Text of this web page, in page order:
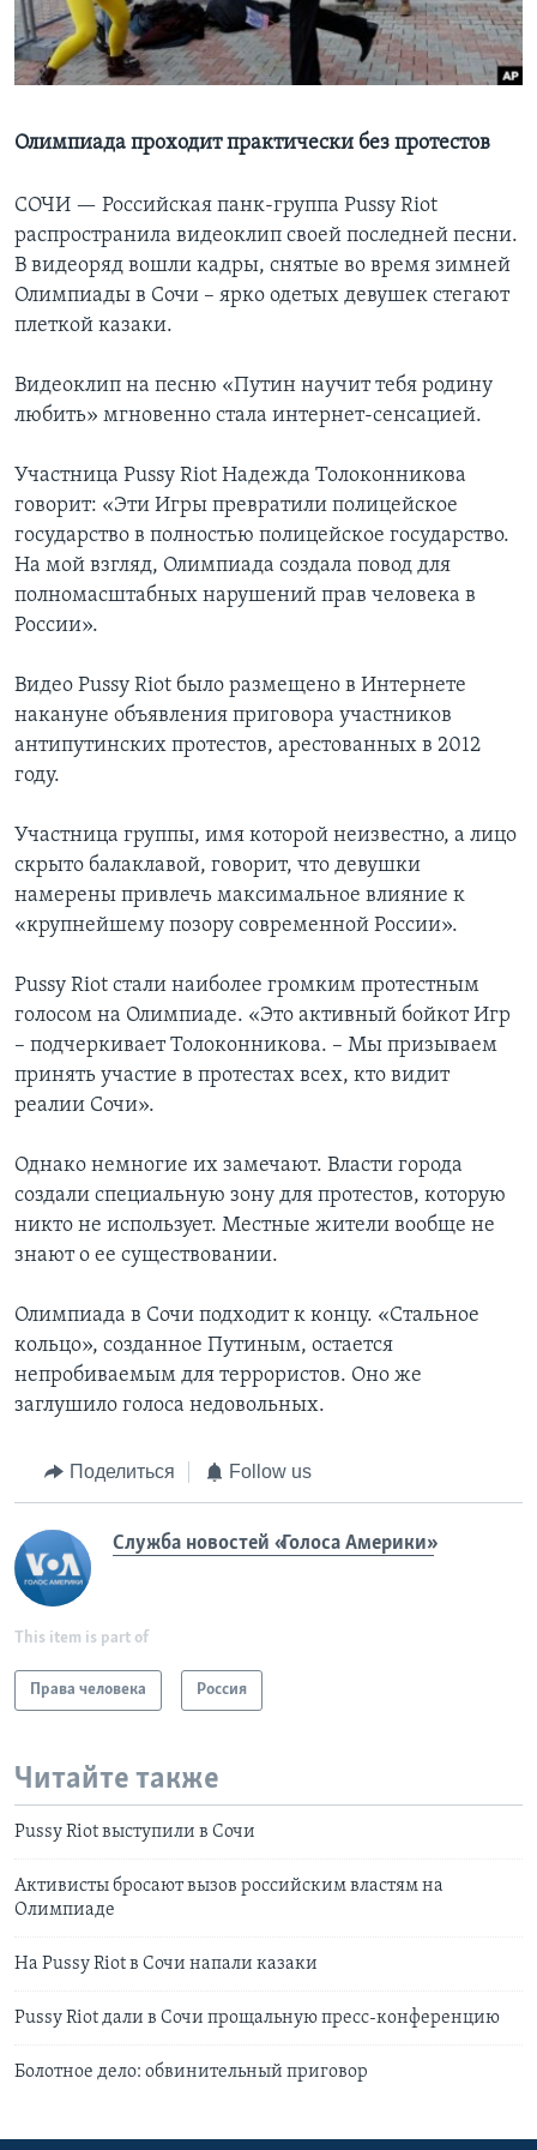
Learning English
Олимпиада проходит практически без протестов
СОЧИ — Российская панк-группа Pussy Riot
распространила видеоклип своей последней песни.
В видеоряд вошли кадры, снятые во время зимней
Олимпиады в Сочи – ярко одетых девушек стегают
плеткой казаки.
Видеоклип на песню «Путин научит тебя родину
любить» мгновенно стала интернет-сенсацией.
Участница Pussy Riot Надежда Толоконникова
говорит: «Эти Игры превратили полицейское
государство в полностью полицейское государство.
На мой взгляд, Олимпиада создала повод для
полномасштабных нарушений прав человека в
России».
Видео Pussy Riot было размещено в Интернете
накануне объявления приговора участников
антипутинских протестов, арестованных в 2012
году.
Участница группы, имя которой неизвестно, а лицо
скрыто балаклавой, говорит, что девушки
намерены привлечь максимальное влияние к
«крупнейшему позору современной России».
Pussy Riot стали наиболее громким протестным
голосом на Олимпиаде. «Это активный бойкот Игр
– подчеркивает Толоконникова. – Мы призываем
принять участие в протестах всех, кто видит
реалии Сочи».
Однако немногие их замечают. Власти города
создали специальную зону для протестов, которую
никто не использует. Местные жители вообще не
знают о ее существовании.
Олимпиада в Сочи подходит к концу. «Стальное
кольцо», созданное Путиным, остается
непробиваемым для террористов. Оно же
заглушило голоса недовольных.
Поделиться Follow us
Служба новостей «Голоса Америки»
This item is part of
Права человека Россия
Читайте также
Pussy Riot выступили в Сочи
Активисты бросают вызов российским властям на
Олимпиаде
На Pussy Riot в Сочи напали казаки
Pussy Riot дали в Сочи прощальную пресс-конференцию
Болотное дело: обвинительный приговор